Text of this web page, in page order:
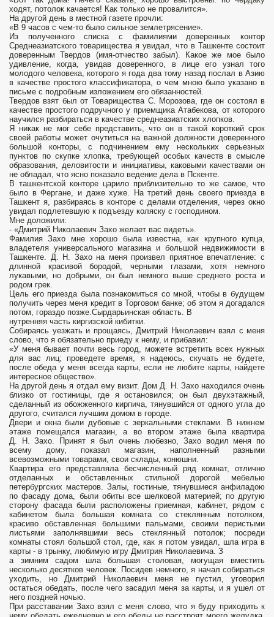
ходят, потолок качается! Как только не провалится».
На другой день в местной газете прочли:
«В 9 часов с чем-то было сильное землетрясение».
Из полученного списка с фамилиями доверенных контор
Среднеазиатского товарищества я увидал, что в Ташкенте состоит
доверенным Твердов (имя-отчество забыл). Какое же мое было
удивление, когда, увидав доверенного, в лице его узнал того
молодого человека, которого я года два тому назад послал в Азию
в качестве простого классификатора, о чем мною было указано в
письме с подробным изложением его обязанностей.
Твердов взят был от Товарищества С. Морозова, где он состоял в
качестве простого подручного у приемщика Атабекова, от которого
научился разбираться в качестве среднеазиатских хлопков.
Я никак не мог себе представить, что он в такой короткий срок
своей работы может очутиться на важной должности доверенного
большой конторы, с подчинением ему нескольких серьезных
пунктов по скупке хлопка, требующей особых качеств в смысле
образования, деловитости и инициативы, каковыми качествами он
не обладал, что ясно показало ведение дела в Пскенте.
В ташкентской конторе царило приблизительно то же самое, что
было в Фергане, и даже хуже. На третий день своего приезда в
Ташкент я, разбираясь в конторе с делами отделения, через окно
увидал подлетевшую к подъезду коляску с господином.
Мне доложили:
- «Дмитрий Николаевич Захо желает вас видеть».
Фамилия Захо мне хорошо была известна, как крупного купца,
владетеля универсального магазина и большой недвижимости в
Ташкенте. Д. Н. Захо на меня произвел приятное впечатление: с
длинной красивой бородой, черными глазами, хотя немного
лукавыми, но добрыми, он был немного выше среднего роста и
родом грек.
Цель его приезда была познакомиться со мной, чтобы в будущем
получить через меня кредит в Торговом банке; об этом я догадался
потом, гораздо позже.Сырдарьинская область. В
нутренняя часть киргизской кибитки.
Собираясь уезжать и прощаясь, Дмитрий Николаевич взял с меня
слово, что я обязательно приеду к нему, и прибавил:
«У меня бывает почти весь город, можете встретить всех нужных
для вас лиц; проведете время, я надеюсь, скучать не будете,
после обеда у меня всегда карты, если не любите карты, найдете
интересное общество».
На другой день я отдал ему визит. Дом Д. Н. Захо находился очень
близко от гостиницы, где я остановился; он был двухэтажный,
сделанный из обожженного кирпича, тянувшийся от одного угла до
другого, считался лучшим домом в городе.
Двери и окна были дубовые с зеркальными стеклами. В нижнем
этаже помещался магазин, а во втором этаже была квартира
Д. Н. Захо. Принят я был очень любезно, Захо водил меня по
всему дому, показал магазин, наполненный разными
всевозможными товарами, свои склады, конюшни.
Квартира его представляла бесчисленный ряд комнат, отлично
отделанных и обставленных стильной дорогой мебелью
петербургских мастеров. Залы, гостиные, тянувшиеся анфиладою
по фасаду дома, были обиты все шелковой материей; по другую
сторону фасада были расположены приемная, кабинет, рядом с
кабинетом была большая комната со стеклянным потолком,
красиво обставленная большими пальмами, своими перистыми
листьями заполнявшими весь стеклянный потолок; посреди
комнаты стоял большой стол, где, как я потом увидал, шла игра в
карты - в трынку, любимую игру Дмитрия Николаевича. З
а зимним садом шла большая столовая, могущая вместить
несколько десятков человек. Посидев немного, я начал собираться
уходить, но Дмитрий Николаевич меня не пустил, уговорил
остаться обедать, после чего засадил меня за карты, и я ушел от
него поздней ночью.
При расставании Захо взял с меня слово, что я буду приходить к